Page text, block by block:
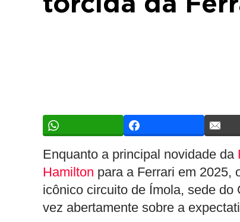
Enquanto a principal novidade da
Hamilton para a Ferrari em 2025,
icônico circuito de Ímola, sede
vez abertamente sobre a